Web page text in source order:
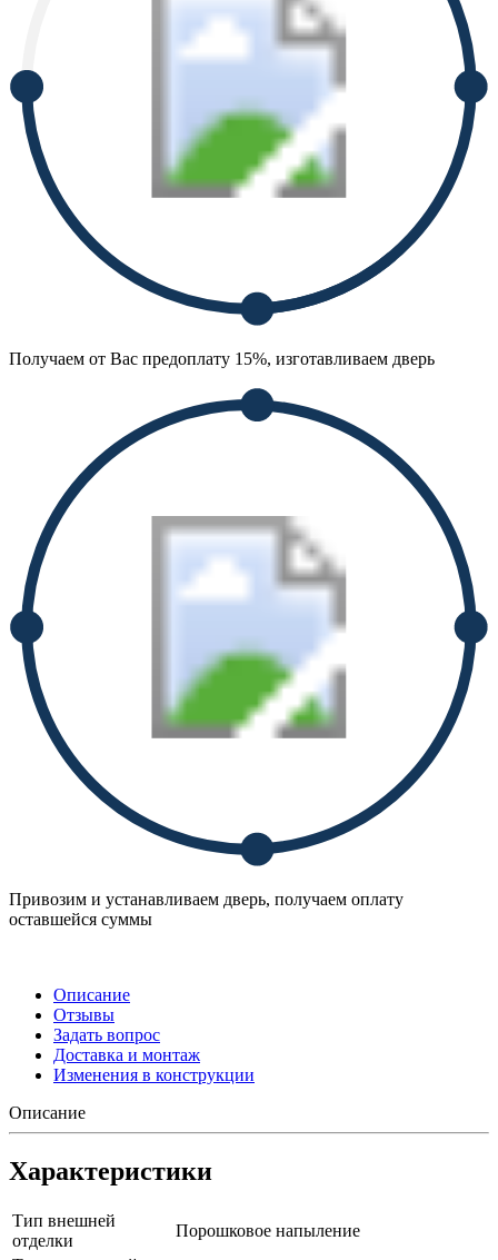
Получаем от Вас предоплату 15%, изготавливаем дверь
Привозим и устанавливаем дверь, получаем оплату
оставшейся суммы
Описание
Отзывы
Задать вопрос
Доставка и монтаж
Изменения в конструкции
Описание
Характеристики
Тип внешней
отделки
Порошковое напыление